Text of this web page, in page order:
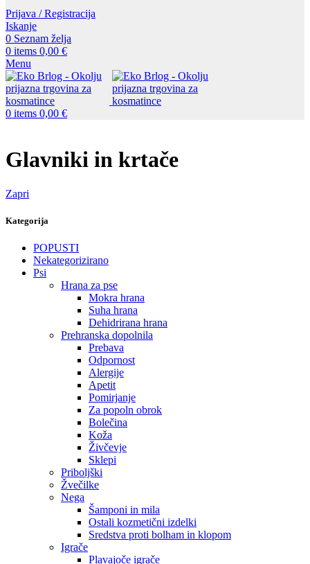
Prijava / Registracija
Iskanje
0 Seznam želja
0 items 0,00 €
Menu
0 items 0,00 €
Glavniki in krtače
Zapri
Kategorija
POPUSTI
Nekategorizirano
Psi
Hrana za pse
Mokra hrana
Suha hrana
Dehidrirana hrana
Prehranska dopolnila
Prebava
Odpornost
Alergije
Apetit
Pomirjanje
Za popoln obrok
Bolečina
Koža
Živčevje
Sklepi
Priboljški
Žvečilke
Nega
Šamponi in mila
Ostali kozmetični izdelki
Sredstva proti bolham in klopom
Igrače
Plavajoče igrače